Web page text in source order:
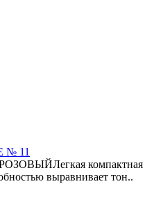
№ 11
компактная
выравнивает тон..